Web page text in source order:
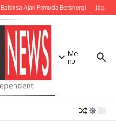
Ajak Pemuda Bersinergi Jaga
Me
nu